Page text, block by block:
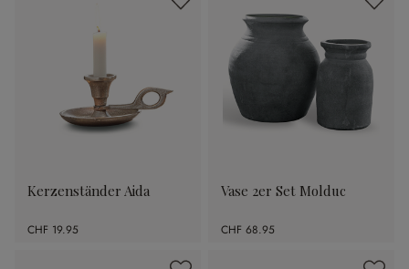
Kerzenständer Aida
CHF 19.95
Vase 2er Set Molduc
CHF 68.95